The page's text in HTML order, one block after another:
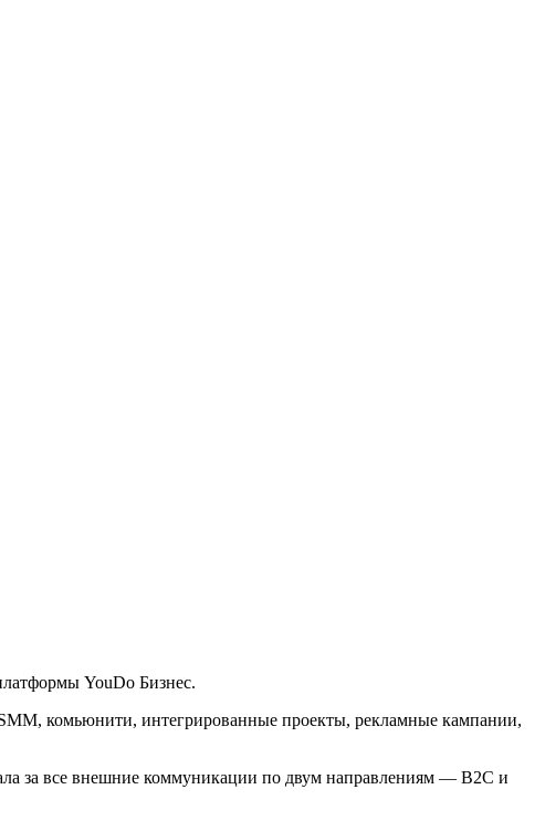
YouDo Бизнес.
комьюнити, интегрированные проекты, рекламные кампании,
за все внешние коммуникации по двум направлениям — B2C и